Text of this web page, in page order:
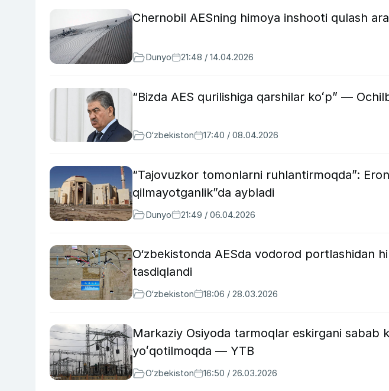
Chernobil AESning himoya inshooti qulash
Dunyo 21:48 / 14.04.2026
“Bizda AES qurilishiga qarshilar koʻp” —
O‘zbekiston 17:40 / 08.04.2026
“Tajovuzkor tomonlarni ruhlantirmoqda”:
qilmayotganlik”da aybladi
Dunyo 21:49 / 06.04.2026
O‘zbekistonda AESda vodorod portlashidan
tasdiqlandi
O‘zbekiston 18:06 / 28.03.2026
Markaziy Osiyoda tarmoqlar eskirgani sabab
yoʻqotilmoqda — YTB
O‘zbekiston 16:50 / 26.03.2026